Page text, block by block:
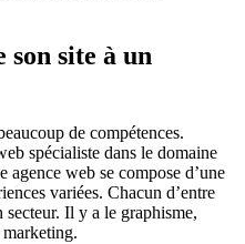
site à un
de compétences.
spécialiste dans le domaine
agence web se compose d’une
variées. Chacun d’entre
secteur. Il y a le graphisme,